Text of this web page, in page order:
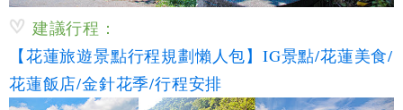
建議行程：
【花蓮旅遊景點行程規劃懶人包】IG景點/花蓮美食/
花蓮飯店/金針花季/行程安排